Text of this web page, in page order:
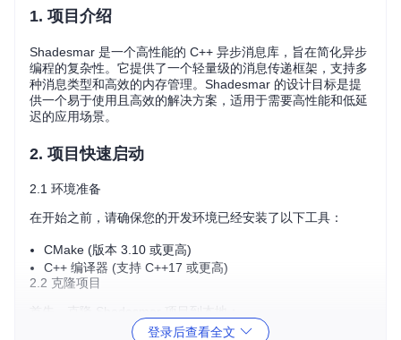
1. 项目介绍
Shadesmar 是一个高性能的 C++ 异步消息库，旨在简化异步
编程的复杂性。它提供了一个轻量级的消息传递框架，支持多
种消息类型和高效的内存管理。Shadesmar 的设计目标是提
供一个易于使用且高效的解决方案，适用于需要高性能和低延
迟的应用场景。
2. 项目快速启动
2.1 环境准备
在开始之前，请确保您的开发环境已经安装了以下工具：
CMake (版本 3.10 或更高)
C++ 编译器 (支持 C++17 或更高)
2.2 克隆项目
登录后查看全文